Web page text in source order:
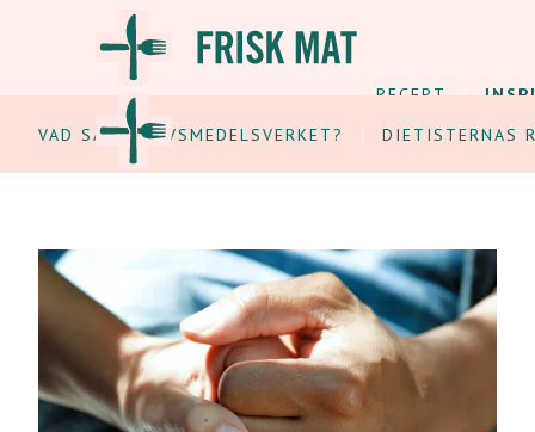
RECEPT
VAD SÄGER LIVSMEDELSVERKET?
DIETISTERNAS